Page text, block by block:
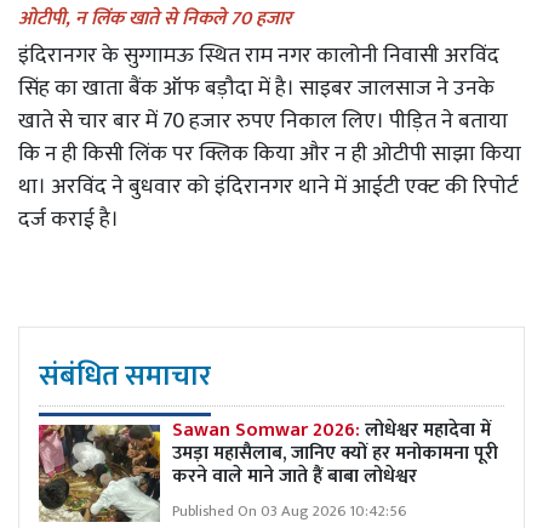
ओटीपी, न लिंक खाते से निकले 70 हजार
इंदिरानगर के सुग्गामऊ स्थित राम नगर कालोनी निवासी अरविंद
सिंह का खाता बैंक ऑफ बड़ौदा में है। साइबर जालसाज ने उनके
खाते से चार बार में 70 हजार रुपए निकाल लिए। पीड़ित ने बताया
कि न ही किसी लिंक पर क्लिक किया और न ही ओटीपी साझा किया
था। अरविंद ने बुधवार को इंदिरानगर थाने में आईटी एक्ट की रिपोर्ट
दर्ज कराई है।
संबंधित समाचार
Sawan Somwar 2026:लोधेश्वर महादेवा में
उमड़ा महासैलाब, जानिए क्यों हर मनोकामना पूरी
करने वाले माने जाते हैं बाबा लोधेश्वर
Published On 03 Aug 2026 10:42:56